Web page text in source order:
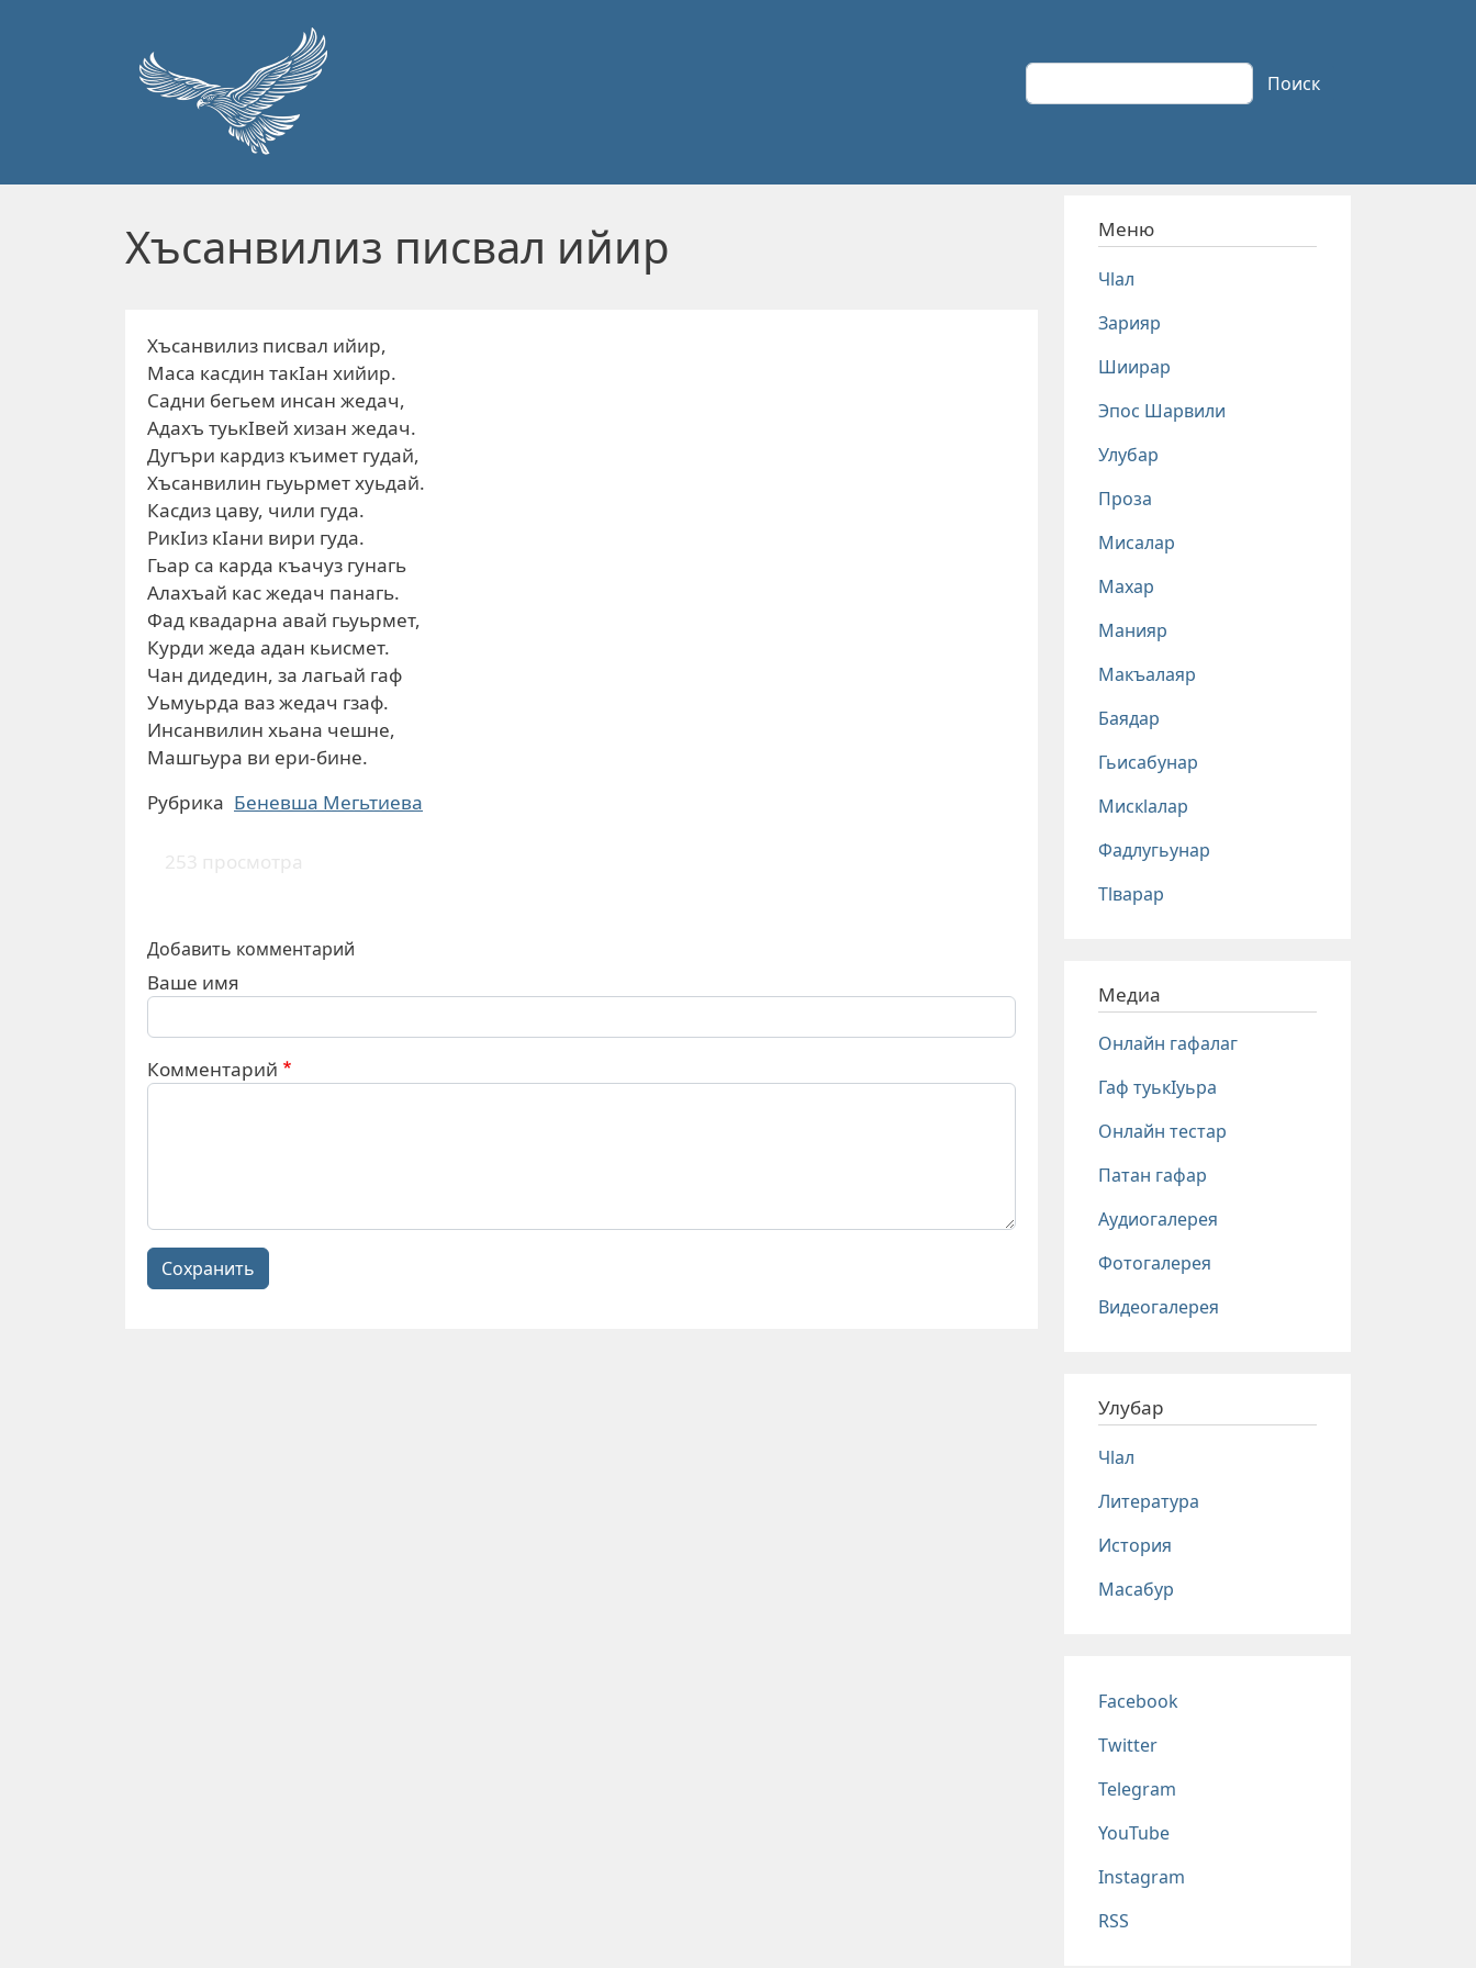
Поиск Поиск
Хъсанвилиз писвал ийир
Хъсанвилиз писвал ийир,
Маса касдин такIан хийир.
Садни бегьем инсан жедач,
Адахъ туькIвей хизан жедач.
Дугъри кардиз къимет гудай,
Хъсанвилин гьуьрмет хуьдай.
Касдиз цаву, чили гуда.
РикIиз кIани вири гуда.
Гьар са карда къачуз гунагь
Алахъай кас жедач панагь.
Фад квадарна авай гьуьрмет,
Курди жеда адан кьисмет.
Чан дидедин, за лагьай гаф
Уьмуьрда ваз жедач гзаф.
Инсанвилин хьана чешне,
Машгьура ви ери-бине.
Рубрика Беневша Мегьтиева
253 просмотра
Добавить комментарий
Ваше имя
Комментарий
Сохранить
Меню
Чlал
Зарияр
Шиирар
Эпос Шарвили
Улубар
Проза
Мисалар
Махар
Манияр
Макъалаяр
Баядар
Гьисабунар
Мискlалар
Фадлугьунар
Тlварар
Медиа
Онлайн гафалаг
Гаф туькIуьра
Онлайн тестар
Патан гафар
Аудиогалерея
Фотогалерея
Видеогалерея
Улубар
Чlал
Литература
История
Масабур
Соц сети
Facebook
Twitter
Telegram
YouTube
Instagram
RSS